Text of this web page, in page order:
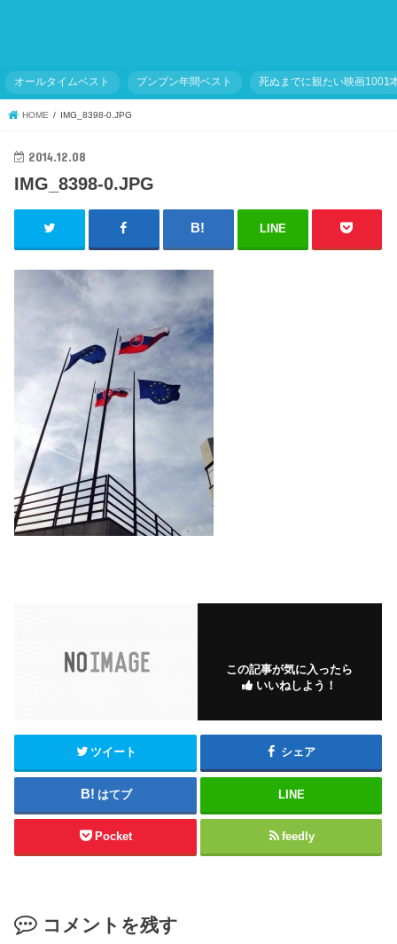
オールタイムベスト ブンブン年間ベスト 死ぬまでに観たい映画1001
HOME IMG_8398-0.JPG
2014.12.08
IMG_8398-0.JPG
LINE
この記事が気に入ったら
いいねしよう！
ツイート シェア
はてブ LINE
Pocket feedly
コメントを残す